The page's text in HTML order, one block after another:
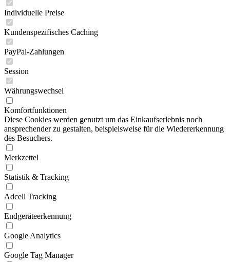
Individuelle Preise
Kundenspezifisches Caching
PayPal-Zahlungen
Session
Währungswechsel
Komfortfunktionen
Diese Cookies werden genutzt um das Einkaufserlebnis noch
ansprechender zu gestalten, beispielsweise für die Wiedererkennung
des Besuchers.
Merkzettel
Statistik & Tracking
Adcell Tracking
Endgeräteerkennung
Google Analytics
Google Tag Manager